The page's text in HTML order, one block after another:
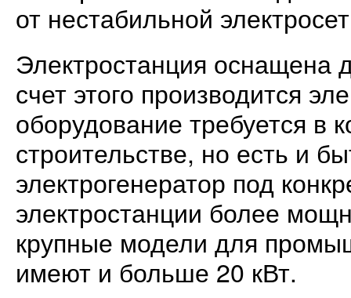
от нестабильной
Электростанция оснащена
счет этого производится
оборудование требуется
строительстве, но есть и
электрогенератор под
электростанции более
крупные модели для
имеют и больше 20 кВт.